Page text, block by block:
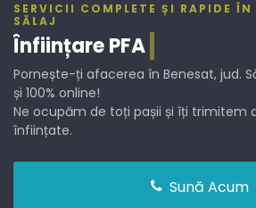
SERVICII COMPLETE ȘI RAPIDE
SĂLAJ
Înființare
Pornește-ți afacerea în Benesat, jud.
și 100% online!
Ne ocupăm de toți pașii și îți trimitem
înființate.
Sună Acum